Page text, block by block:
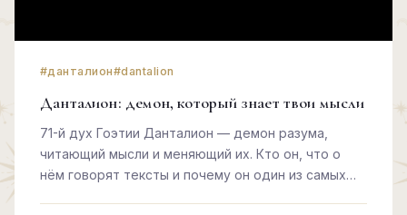
#данталион#dantalion
Данталион: демон, который знает твои мысли
71-й дух Гоэтии Данталион — демон разума,
читающий мысли и меняющий их. Кто он, что о
нём говорят тексты и почему он один из самых